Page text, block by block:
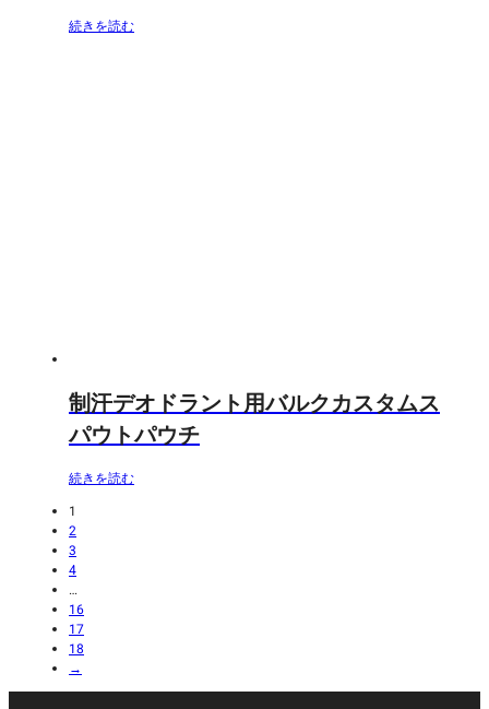
続きを読む
制汗デオドラント用バルクカスタムス
パウトパウチ
続きを読む
1
2
3
4
…
16
17
18
→